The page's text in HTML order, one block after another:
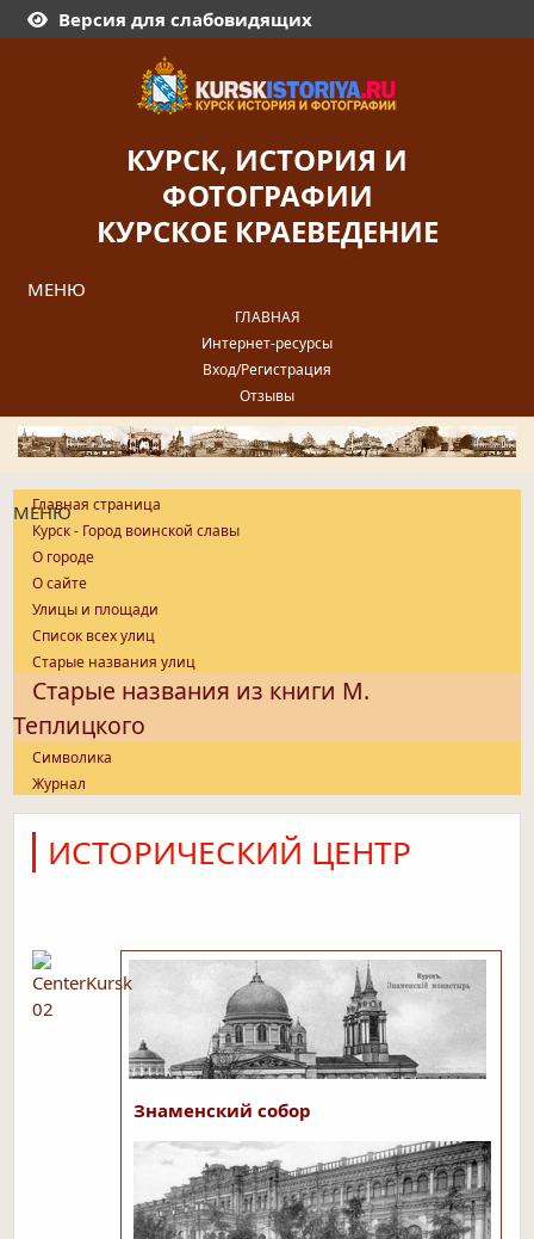
Версия для слабовидящих
КУРСК, ИСТОРИЯ И
ФОТОГРАФИИ
КУРСКОЕ КРАЕВЕДЕНИЕ
МЕНЮ
ГЛАВНАЯ
Интернет-ресурсы
Вход/Регистрация
Отзывы
МЕНЮ
Главная страница
Курск - Город воинской славы
О городе
О сайте
Улицы и площади
Список всех улиц
Старые названия улиц
Старые названия из книги М.
Теплицкого
Символика
Журнал
ИСТОРИЧЕСКИЙ ЦЕНТР
Знаменский собор